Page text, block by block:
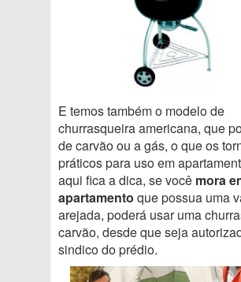
E temos também o modelo de
churrasqueira americana, que
de carvão ou a gás, o que os
práticos para uso em
aqui fica a dica, se você mora
apartamento que possua uma
arejada, poderá usar uma
carvão, desde que seja
sindico do prédio.